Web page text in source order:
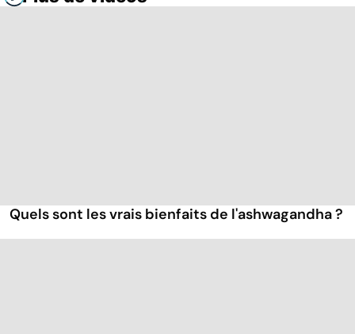
Quels sont les vrais bienfaits de l'ashwagandha ?